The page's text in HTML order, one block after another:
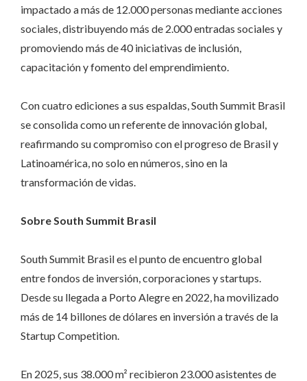
impactado a más de 12.000 personas mediante acciones
sociales, distribuyendo más de 2.000 entradas sociales y
promoviendo más de 40 iniciativas de inclusión,
capacitación y fomento del emprendimiento.
Con cuatro ediciones a sus espaldas, South Summit Brasil
se consolida como un referente de innovación global,
reafirmando su compromiso con el progreso de Brasil y
Latinoamérica, no solo en números, sino en la
transformación de vidas.
Sobre South Summit Brasil
South Summit Brasil es el punto de encuentro global
entre fondos de inversión, corporaciones y startups.
Desde su llegada a Porto Alegre en 2022, ha movilizado
más de 14 billones de dólares en inversión a través de la
Startup Competition.
En 2025, sus 38.000 m² recibieron 23.000 asistentes de